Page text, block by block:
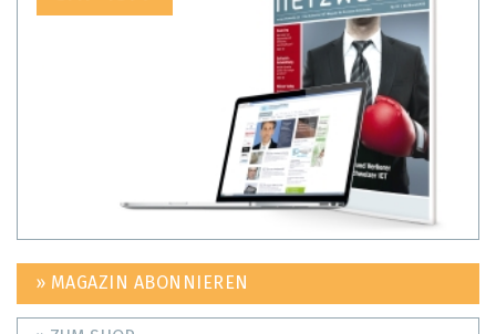
» MAGAZIN ABONNIEREN